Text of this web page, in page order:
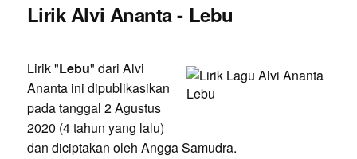
Lirik Alvi Ananta - Lebu
Lirik "Lebu" dari Alvi
Ananta ini dipublikasikan
pada tanggal 2 Agustus
2020 (4 tahun yang lalu)
dan diciptakan oleh Angga Samudra.